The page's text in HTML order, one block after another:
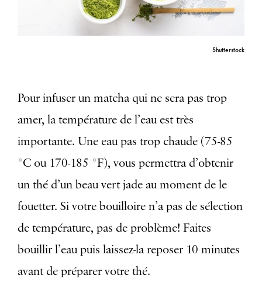
Shutterstock
Pour infuser un matcha qui ne sera pas trop
amer, la température de l’eau est très
importante. Une eau pas trop chaude (75-85
°C ou 170-185 °F), vous permettra d’obtenir
un thé d’un beau vert jade au moment de le
fouetter. Si votre bouilloire n’a pas de sélection
de température, pas de problème! Faites
bouillir l’eau puis laissez-la reposer 10 minutes
avant de préparer votre thé.